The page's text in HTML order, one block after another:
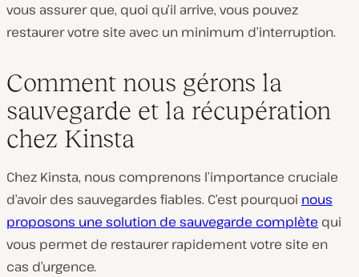
vous assurer que, quoi qu’il arrive, vous pouvez
restaurer votre site avec un minimum d’interruption.
Comment nous gérons la
sauvegarde et la récupération
chez Kinsta
Chez Kinsta, nous comprenons l’importance cruciale
d’avoir des sauvegardes fiables. C’est pourquoi nous
proposons une solution de sauvegarde complète qui
vous permet de restaurer rapidement votre site en
cas d’urgence.